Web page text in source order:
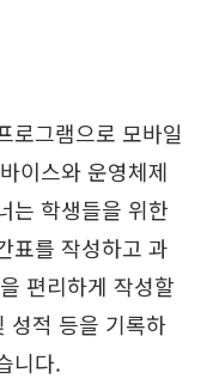
로그램으로 모바일
이스와 운영체제
는 학생들을 위한
표를 작성하고 과
편리하게 작성할
성적 등을 기록하
니다.